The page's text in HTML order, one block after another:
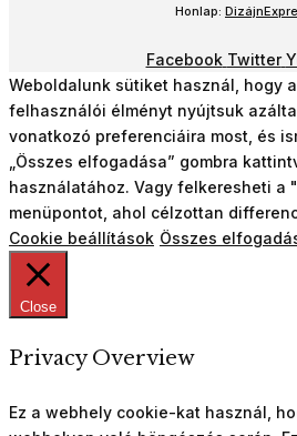
Honlap:
Facebook Twitter
Weboldalunk sütiket használ, hogy
felhasználói élményt nyújtsuk
vonatkozó preferenciáira most, és
„Összes elfogadása” gombra
használatához. Vagy felkeresheti a
menüpontot, ahol célzottan
Cookie beállítások Összes
Close
Privacy Overview
Ez a webhely cookie-kat használ,